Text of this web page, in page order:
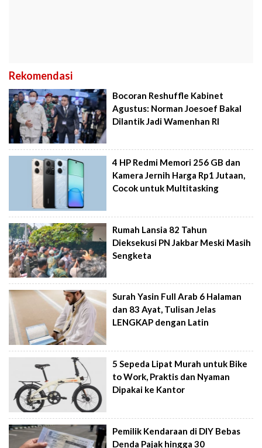
Rekomendasi
Bocoran Reshuffle Kabinet
Agustus: Norman Joesoef Bakal
Dilantik Jadi Wamenhan RI
4 HP Redmi Memori 256 GB dan
Kamera Jernih Harga Rp1 Jutaan,
Cocok untuk Multitasking
Rumah Lansia 82 Tahun
Dieksekusi PN Jakbar Meski Masih
Sengketa
Surah Yasin Full Arab 6 Halaman
dan 83 Ayat, Tulisan Jelas
LENGKAP dengan Latin
5 Sepeda Lipat Murah untuk Bike
to Work, Praktis dan Nyaman
Dipakai ke Kantor
Pemilik Kendaraan di DIY Bebas
Denda Pajak hingga 30